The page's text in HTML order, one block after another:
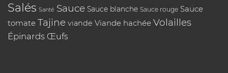
Salés Santé Sauce Sauce blanche Sauce rouge Sauce
tomate Tajine viande Viande hachée Volailles
Épinards Œufs